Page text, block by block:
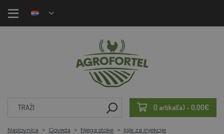
0 artikal(a) - 0,00€
Naslovnica Goveda Njega stoke
Igle za injekcije